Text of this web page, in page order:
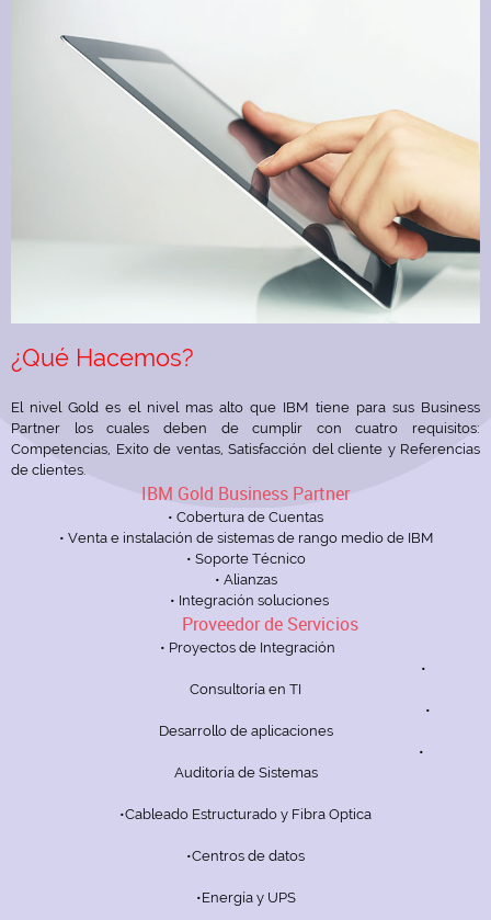
¿Qué Hacemos?
El nivel Gold es el nivel mas alto que IBM tiene para sus Business
Partner los cuales deben de cumplir con cuatro requisitos:
Competencias, Exito de ventas, Satisfacción del cliente y Referencias
de clientes.
IBM Gold Business Partner
• Cobertura de Cuentas
• Venta e instalación de sistemas de rango medio de IBM
• Soporte Técnico
• Alianzas
• Integración soluciones
Proveedor de Servicios
• Proyectos de Integración
•
Consultoría en TI
•
Desarrollo de aplicaciones
•
Auditoría de Sistemas
•Cableado Estructurado y Fibra Optica
•Centros de datos
•Energía y UPS